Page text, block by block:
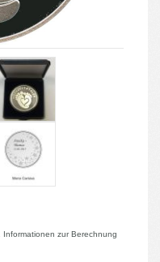
Informationen zur Berechnung